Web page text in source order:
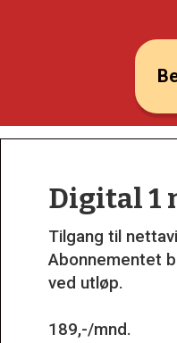
Digital 1
Tilgang til
Abonnementet
ved utløp.
189,-/mnd.